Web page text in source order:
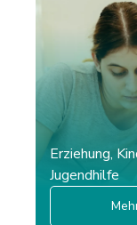
Erziehung,
Jugendhilfe